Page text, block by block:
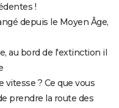
!
depuis le Moyen Âge,
au bord de l'extinction il
vitesse ? Ce que vous
prendre la route des